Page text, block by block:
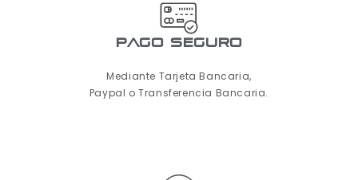
pago seguro
Mediante Tarjeta Bancaria,
Paypal o Transferencia Bancaria.